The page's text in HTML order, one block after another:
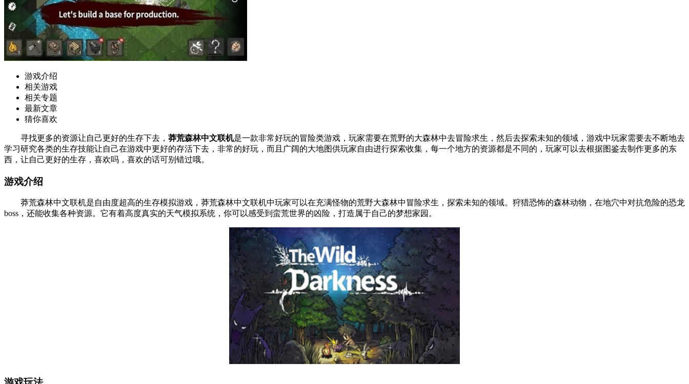
游戏介绍
相关游戏
相关专题
最新文章
猜你喜欢
寻找更多的资源让自己更好的生存下去， 莽荒森林中文联机是一款非常好玩的冒险类游戏，玩家需要在荒野的大森林中去冒险求生，然后去探索未知的领域，游戏中玩家需要去不断地去
学习研究各类的生存技能让自己在游戏中更好的存活下去，非常的好玩，而且广阔的大地图供玩家自由进行探索收集，每一个地方的资源都是不同的，玩家可以去根据图鉴去制作更多的东
西，让自己更好的生存，喜欢吗，喜欢的话可别错过哦。
游戏介绍
莽荒森林中文联机是自由度超高的生存模拟游戏，莽荒森林中文联机中玩家可以在充满怪物的荒野大森林中冒险求生，探索未知的领域。狩猎恐怖的森林动物，在地穴中对抗危险的恐龙
boss，还能收集各种资源。它有着高度真实的天气模拟系统，你可以感受到蛮荒世界的凶险，打造属于自己的梦想家园。